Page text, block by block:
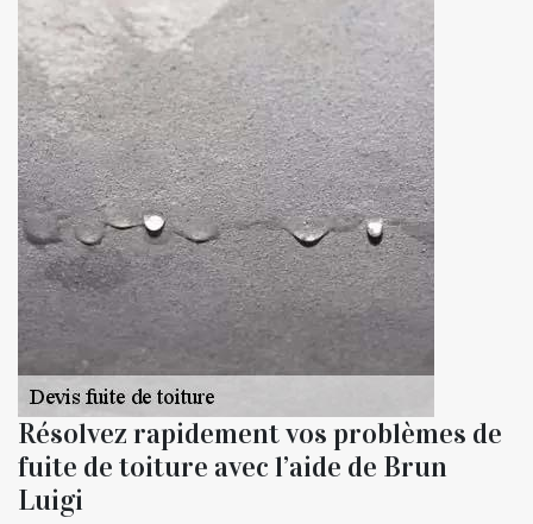
Résolvez rapidement vos problèmes de
fuite de toiture avec l’aide de Brun
Luigi